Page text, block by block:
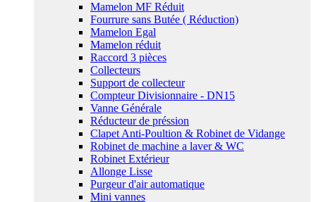
Mamelon MF Réduit
Fourrure sans Butée ( Réduction)
Mamelon Egal
Mamelon réduit
Raccord 3 pièces
Collecteurs
Support de collecteur
Compteur Divisionnaire - DN15
Vanne Générale
Réducteur de préssion
Clapet Anti-Poultion & Robinet de Vidange
Robinet de machine a laver & WC
Robinet Extérieur
Allonge Lisse
Purgeur d'air automatique
Mini vannes